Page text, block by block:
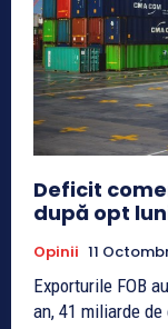
Deficit
după opt
Opinii 11
Exporturile FOB
an, 41 miliarde